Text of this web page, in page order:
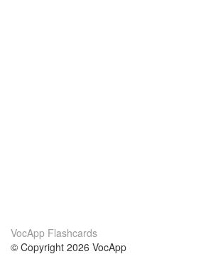
VocApp Flashcards
© Copyright 2026 VocApp